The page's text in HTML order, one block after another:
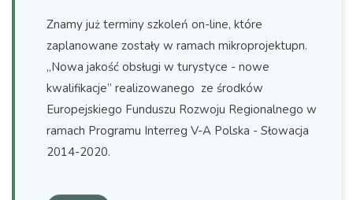
Znamy już terminy szkoleń on-line, które
zaplanowane zostały w ramach mikroprojektupn.
„Nowa jakość obsługi w turystyce - nowe
kwalifikacje” realizowanego ze środków
Europejskiego Funduszu Rozwoju Regionalnego w
ramach Programu Interreg V-A Polska - Słowacja
2014-2020.